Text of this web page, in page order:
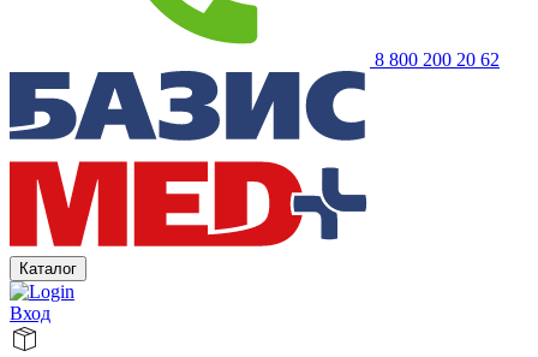
8 800 200 20 62
Каталог
Вход